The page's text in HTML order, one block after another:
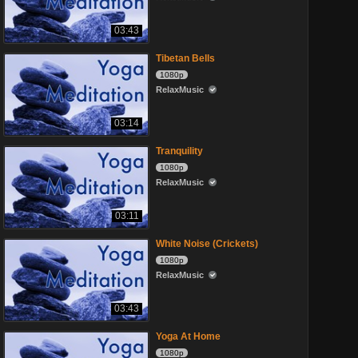
03:43
03:14
Tibetan Bells
1080p
RelaxMusic
03:11
Tranquility
1080p
RelaxMusic
03:43
White Noise (Crickets)
1080p
RelaxMusic
Yoga At Home
1080p